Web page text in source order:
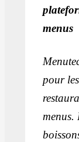
menus
pour
menus.